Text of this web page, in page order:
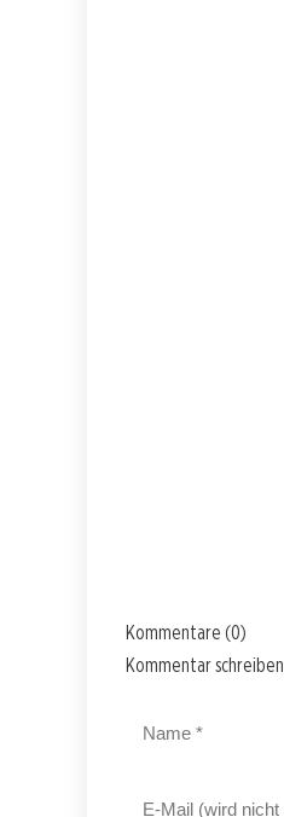
Kommentare (0)
Kommentar schreiben